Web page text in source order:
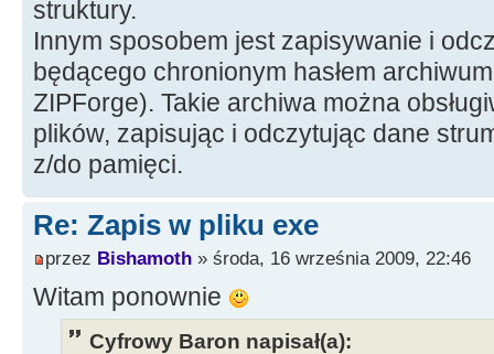
struktury.
Innym sposobem jest zapisywanie i
będącego chronionym hasłem
ZIPForge). Takie archiwa można
plików, zapisując i odczytując dane
z/do pamięci.
Re: Zapis w pliku exe
przez Bishamoth » środa, 16 września 2009, 22:46
Witam ponownie
Cyfrowy Baron napisał(a):